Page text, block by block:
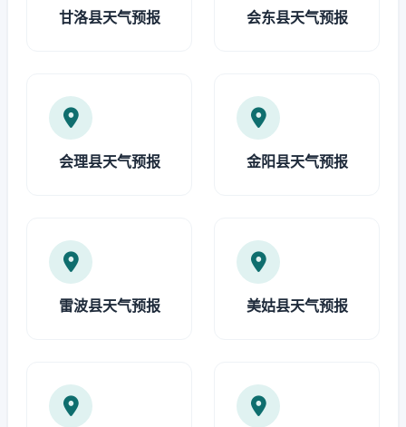
甘洛县天气预报 会东县天气预报
会理县天气预报 金阳县天气预报
雷波县天气预报 美姑县天气预报